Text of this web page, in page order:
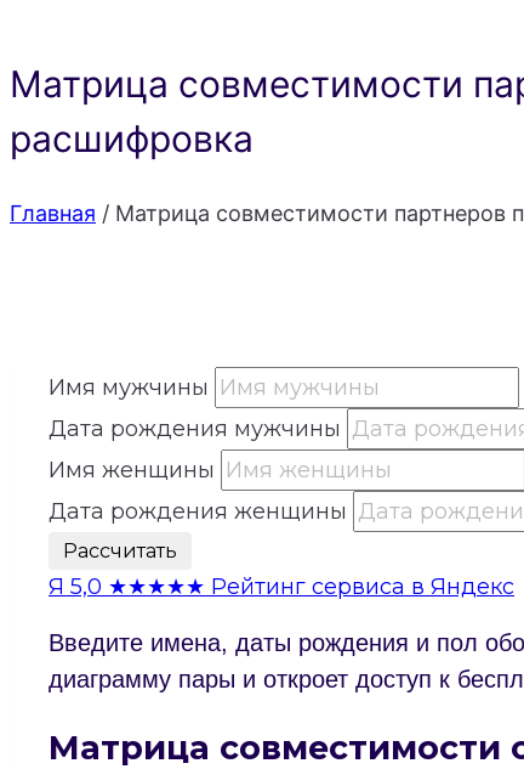
Матрица совместимости
расшифровка
Главная / Матрица совместимости партнеров
Имя мужчины
Дата рождения мужчины
Имя женщины
Дата рождения женщины
Рассчитать
Я 5,0 ★★★★★ Рейтинг сервиса в Яндекс
Введите имена, даты рождения и пол
диаграмму пары и откроет доступ к
Матрица совместимости